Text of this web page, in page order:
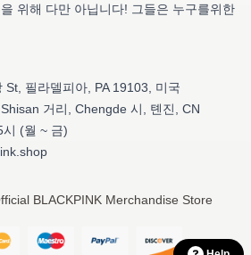
위해 다만 아닙니다! 그들은 누구를위한
St, 필라델피아, PA 19103, 미국
거리, Chengde 시, 톈진, CN
(월 ~ 금)
BLACKPINK Merchandise Store